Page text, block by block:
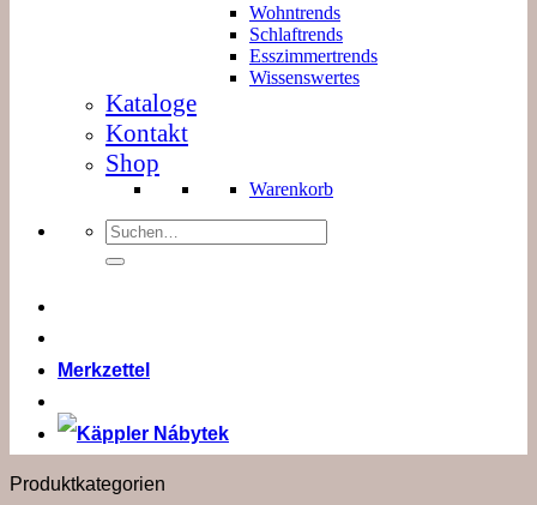
Wohntrends
Schlaftrends
Esszimmertrends
Wissenswertes
Kataloge
Kontakt
Shop
Warenkorb
Suchen
nach:
Merkzettel
Produktkategorien